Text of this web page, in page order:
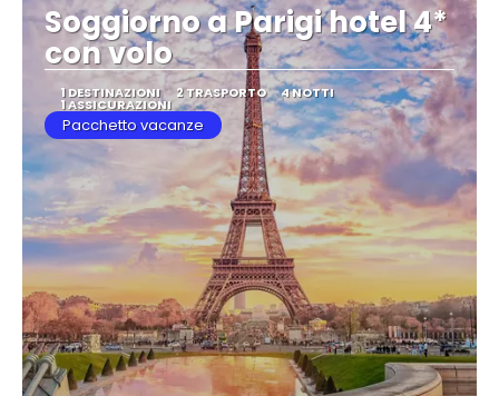
Soggiorno a Parigi hotel 4*
con volo
1 DESTINAZIONI 2 TRASPORTO 4 NOTTI
1 ASSICURAZIONI
Pacchetto vacanze